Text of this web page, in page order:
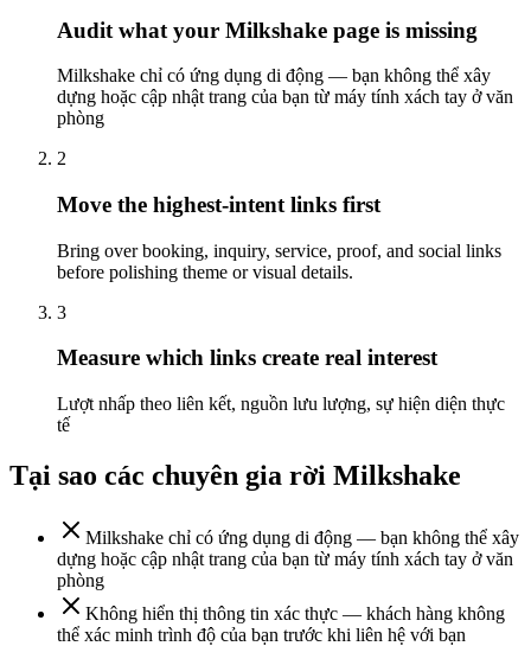
Audit what your Milkshake page is missing
Milkshake chỉ có ứng dụng di động — bạn không thể xây
dựng hoặc cập nhật trang của bạn từ máy tính xách tay ở văn
phòng
2
Move the highest-intent links first
Bring over booking, inquiry, service, proof, and social links
before polishing theme or visual details.
3
Measure which links create real interest
Lượt nhấp theo liên kết, nguồn lưu lượng, sự hiện diện thực
tế
Tại sao các chuyên gia rời Milkshake
Milkshake chỉ có ứng dụng di động — bạn không thể xây
dựng hoặc cập nhật trang của bạn từ máy tính xách tay ở văn
phòng
Không hiển thị thông tin xác thực — khách hàng không
thể xác minh trình độ của bạn trước khi liên hệ với bạn